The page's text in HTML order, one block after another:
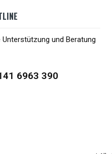
und Beratung
6963 390